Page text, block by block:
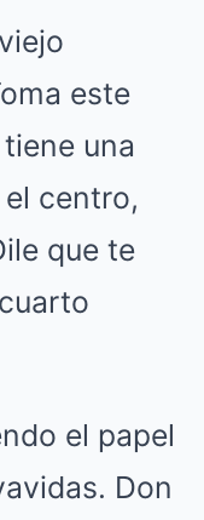
este
tiene una
centro,
que te
el papel
Don